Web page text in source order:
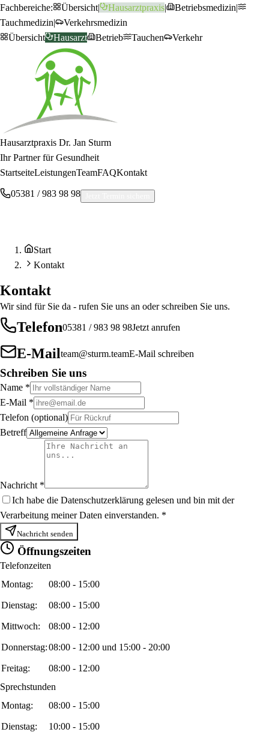
Fachbereiche: Übersicht| Hausarztpraxis| Betriebsmedizin|
Tauchmedizin|
Verkehrsmedizin
Übersicht
Hausarzt Betrieb Tauchen Verkehr
Hausarztpraxis Dr. Jan Sturm
Ihr Partner für Gesundheit
StartseiteLeistungenTeamFAQKontakt
05381 / 983 98 98
Start
Kontakt
Kontakt
Wir sind für Sie da - rufen Sie uns an oder schreiben Sie uns.
Telefon05381 / 983 98 98Jetzt anrufen
E-Mailteam@sturm.teamE-Mail schreiben
Schreiben Sie uns
Name *
E-Mail *
Telefon (optional)
Betreff
Nachricht *
Ich habe die Datenschutzerklärung gelesen und bin mit der
Verarbeitung meiner Daten einverstanden. *
Nachricht senden
Öffnungszeiten
Telefonzeiten
Montag:
08:00 - 15:00
Dienstag: 08:00 - 15:00
Mittwoch: 08:00 - 12:00
Donnerstag:08:00 - 12:00 und 15:00 - 20:00
Freitag:
08:00 - 12:00
Sprechstunden
Montag:
08:00 - 15:00
Dienstag: 10:00 - 15:00